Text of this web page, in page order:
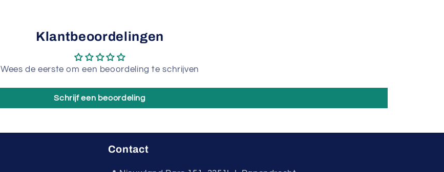
Klantbeoordelingen
Wees de eerste om een beoordeling te schrijven
Schrijf een beoordeling
Contact